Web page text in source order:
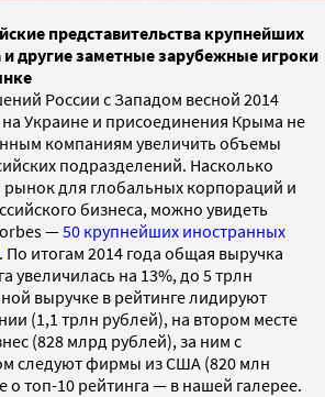
представительства крупнейших
другие заметные зарубежные игроки
России с Западом весной 2014
на Украине и присоединения Крыма не
компаниям увеличить объемы
подразделений. Насколько
рынок для глобальных корпораций и
бизнеса, можно увидеть
—50 крупнейших иностранных
. По итогам 2014 года общая выручка
увеличилась на 13%, до 5 трлн
выручке в рейтинге лидируют
(1,1 трлн рублей), на втором месте
(828 млрд рублей), за ним с
следуют фирмы из США (820 млн
о топ-10 рейтинга — в нашей галерее.